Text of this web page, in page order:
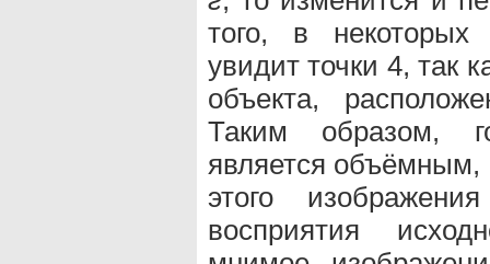
того, в некоторых
увидит точки 4, так
объекта,
Таким образом,
является объёмным,
этого
восприятия